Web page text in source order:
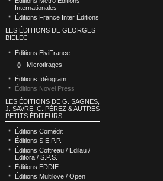
Internationales
Éditions France Inter Éditions
LES ÉDITIONS DE GEORGES
BIELEC
Éditions ElviFrance
Microtirages
Éditions Idéogram
Éditions Novel Press
LES ÉDITIONS DE G. SAGNES,
J. SAVRE, C. PÉREZ & AUTRES
PETITS ÉDITEURS
Éditions Comédit
Éditions S.E.P.P.
Éditions Cottreau / Edilau /
Editora / S.P.S.
Éditions EDDIE
Éditions Multilove / Open